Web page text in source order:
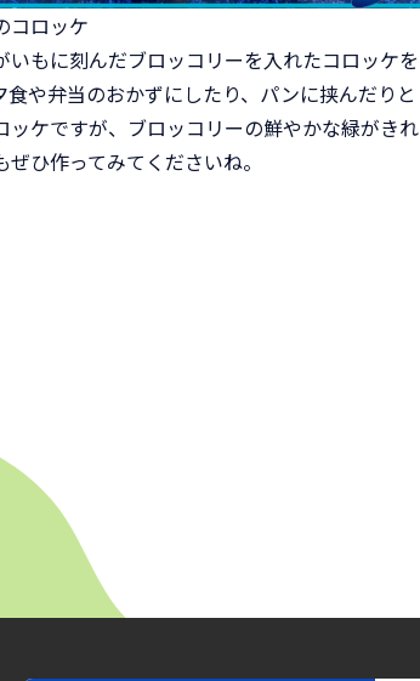
コロッケ
いもに刻んだブロッコリーを入れたコロッケを
食や弁当のおかずにしたり、パンに挟んだりと
ッケですが、ブロッコリーの鮮やかな緑がきれ
ひ作ってみてくださいね。